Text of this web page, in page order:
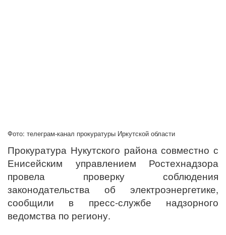
Фото: телеграм-канал прокуратуры Иркутской области
Прокуратура Нукутского района совместно с
Енисейским управлением Ростехнадзора
провела проверку соблюдения
законодательства об электроэнергетике,
сообщили в пресс-службе надзорного
ведомства по региону.